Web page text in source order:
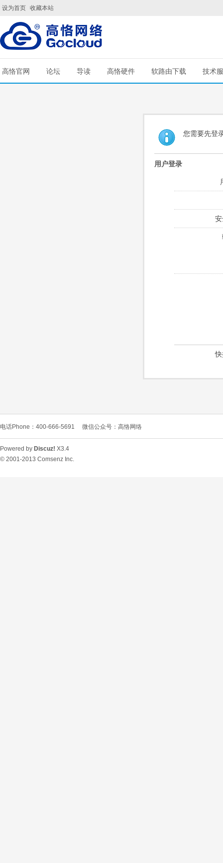
设为首页 收藏本站
高恪官网 论坛 导读 高恪硬件 软路由下载 技术
您需要先登
用户登录
电话Phone：400-666-5691 微信公众号：高恪网络
Powered by Discuz! X3.4
© 2001-2013 Comsenz Inc.